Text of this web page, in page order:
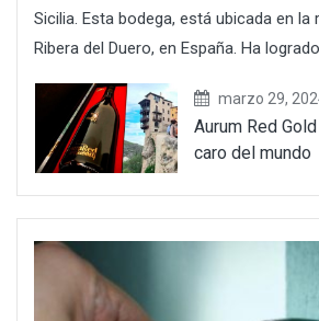
Sicilia. Esta bodega, está ubicada en la
Ribera del Duero, en España. Ha
marzo 29,
Aurum Red
caro del mundo